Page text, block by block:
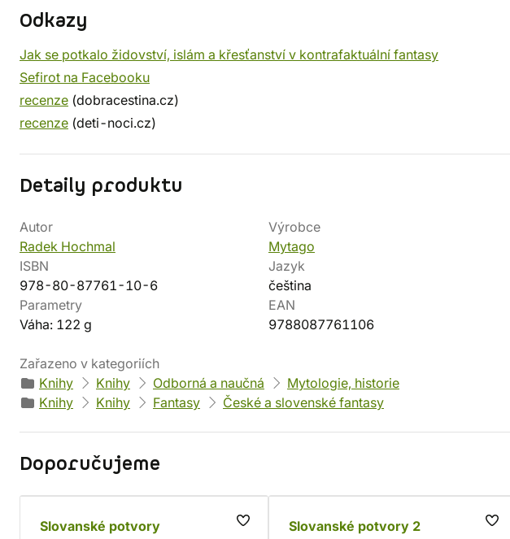
Odkazy
Jak se potkalo židovství, islám a křesťanství v kontrafaktuální fantasy
Sefirot na Facebooku
recenze (dobracestina.cz)
recenze (deti-noci.cz)
Detaily produktu
Autor
Radek Hochmal
Výrobce
Mytago
ISBN
978-80-87761-10-6
Jazyk
čeština
Parametry
Váha: 122 g
EAN
9788087761106
Zařazeno v kategoriích
Knihy
Knihy Odborná a naučná
Mytologie, historie
Knihy
Knihy Fantasy České a slovenské fantasy
Doporučujeme
Slovanské potvory Slovanské potvory 2